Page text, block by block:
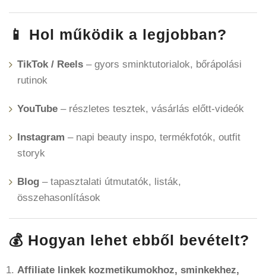
📱 Hol működik a legjobban?
TikTok / Reels – gyors sminktutorialok, bőrápolási
rutinok
YouTube – részletes tesztek, vásárlás előtt-videók
Instagram – napi beauty inspo, termékfotók, outfit
storyk
Blog – tapasztalati útmutatók, listák,
összehasonlítások
💰 Hogyan lehet ebből bevételt?
Affiliate linkek kozmetikumokhoz, sminkekhez,